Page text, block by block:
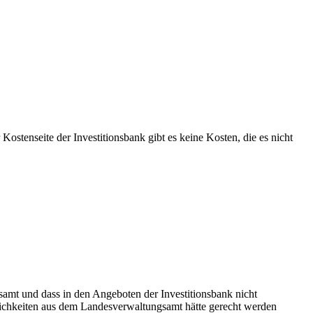
der Investitionsbank gibt es keine Kosten, die es nicht
und dass in den Angeboten der Investitionsbank nicht
aus dem Landesverwaltungsamt hätte gerecht werden